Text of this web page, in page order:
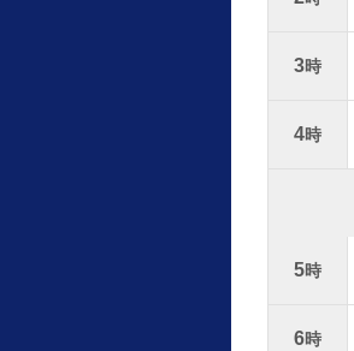
3時
4時
5時
6時